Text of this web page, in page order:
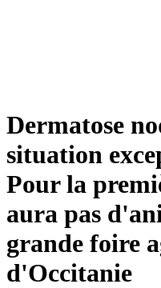
Dermatose
situation
Pour la
aura pas
grande foire
d'Occitanie